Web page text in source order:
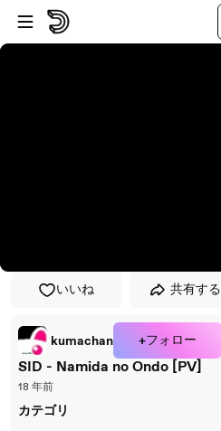
プレイヤーにスキップ
メインコンテンツにスキップ
いいね 共有する
kumachan +フォロー
SID - Namida no Ondo [PV]
18 年前
カテゴリ